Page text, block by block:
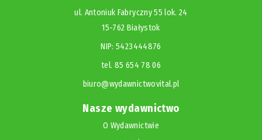
ul. Antoniuk Fabryczny 55 lok. 24
15-762 Białystok
NIP: 5423444876
tel. 85 654 78 06
biuro@wydawnictwovital.pl
Nasze wydawnictwo
O Wydawnictwie